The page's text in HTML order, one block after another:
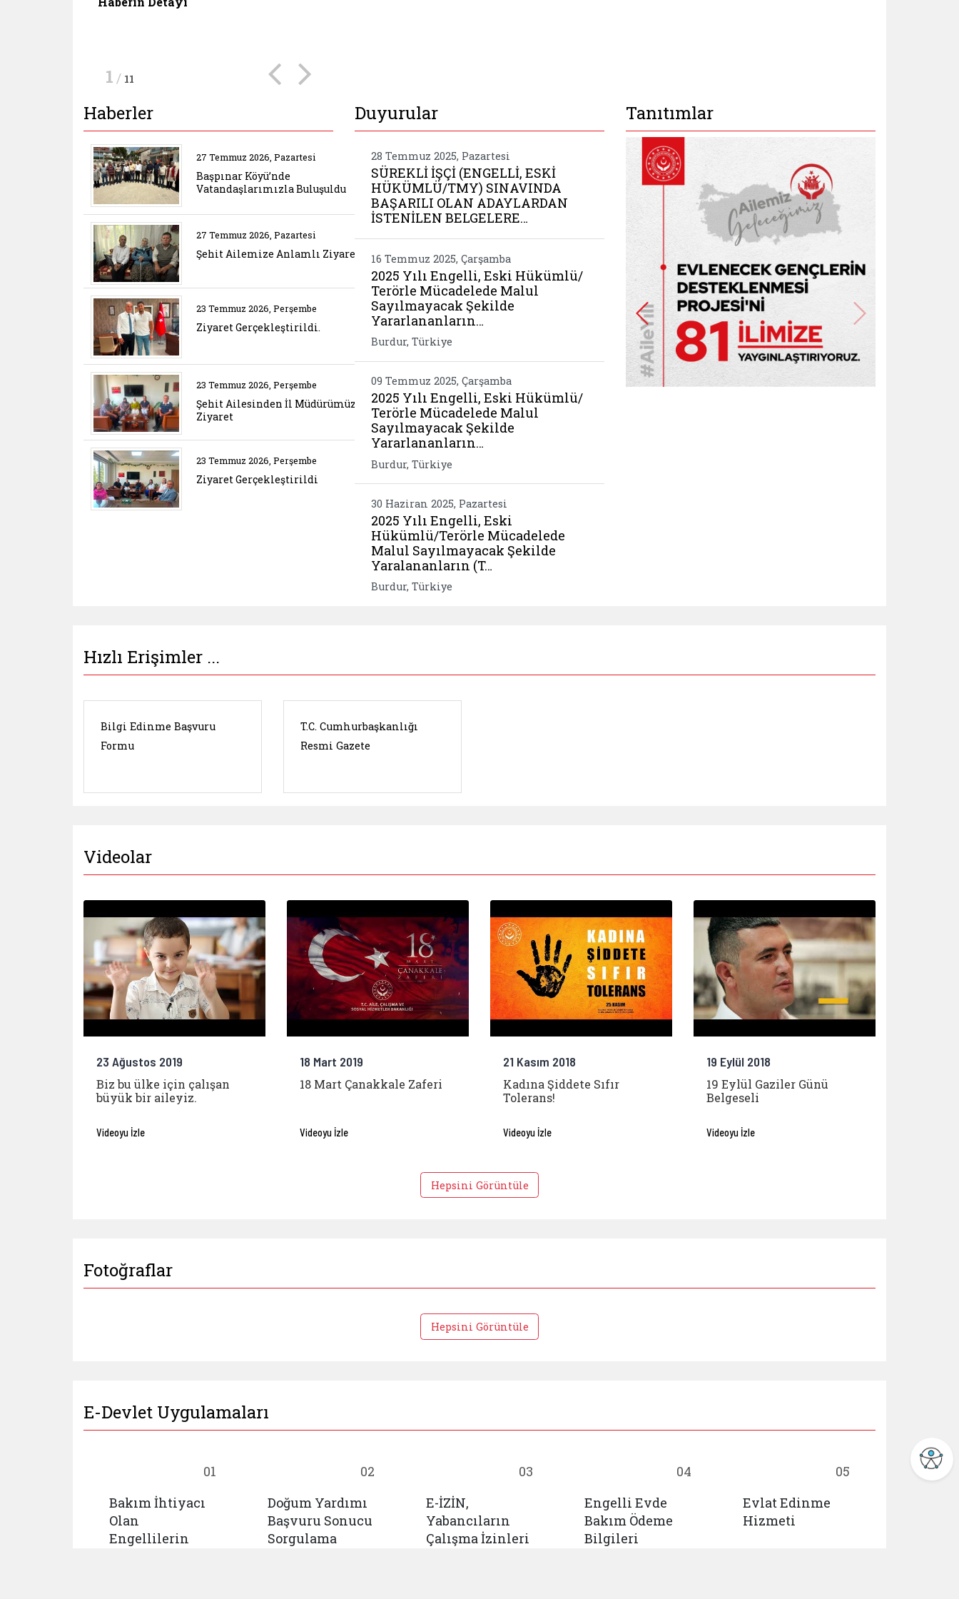
1 / 11
Haberler
Belgeyi aç: baspinar koyu nde vatandaslarimizla bulusuldu
27 Temmuz 2026, Pazartesi
Başpınar Köyü’nde
Vatandaşlarımızla Buluşuldu
Belgeyi aç: sehit ailemize anlamli ziyaret
27 Temmuz 2026, Pazartesi
Şehit Ailemize Anlamlı Ziyaret
Belgeyi aç: ziyaret gerceklestirildi
23 Temmuz 2026, Perşembe
Ziyaret Gerçekleştirildi.
Belgeyi aç: sehit ailesinden il mudurumuze ziyaret
23 Temmuz 2026, Perşembe
Şehit Ailesinden İl Müdürümüze
Ziyaret
Belgeyi aç: ziyaret gerceklestirildi
23 Temmuz 2026, Perşembe
Ziyaret Gerçekleştirildi
Duyurular
28 Temmuz 2025, Pazartesi
SÜREKLİ İŞÇİ (ENGELLİ, ESKİ
HÜKÜMLÜ/TMY) SINAVINDA
BAŞARILI OLAN ADAYLARDAN
İSTENİLEN BELGELERE…
16 Temmuz 2025, Çarşamba
2025 Yılı Engelli, Eski Hükümlü/
Terörle Mücadelede Malul
Sayılmayacak Şekilde
Yararlananların…
Burdur, Türkiye
09 Temmuz 2025, Çarşamba
2025 Yılı Engelli, Eski Hükümlü/
Terörle Mücadelede Malul
Sayılmayacak Şekilde
Yararlananların…
Burdur, Türkiye
30 Haziran 2025, Pazartesi
2025 Yılı Engelli, Eski
Hükümlü/Terörle Mücadelede
Malul Sayılmayacak Şekilde
Yaralananların (T…
Burdur, Türkiye
Tanıtımlar
(yeni sekmede açılır)
Belgeyi aç: evced bilinclendirme tanitim ve bilinclendirme (yeni sekmede açılır)
Belgeyi aç: istihdamseferberligi.ailevecalisma.gov (yeni sekmede açılır)
Hızlı Erişimler ...
Bilgi Edinme Başvuru
Formu
T.C. Cumhurbaşkanlığı
Resmi Gazete
Videolar
23 Ağustos 2019
Biz bu ülke için çalışan
büyük bir aileyiz.
Videoyu İzle
18 Mart 2019
18 Mart Çanakkale Zaferi
Videoyu İzle
21 Kasım 2018
Kadına Şiddete Sıfır
Tolerans!
Videoyu İzle
19 Eylül 2018
19 Eylül Gaziler Günü
Belgeseli
Videoyu İzle
Hepsini Görüntüle
Fotoğraflar
Hepsini Görüntüle
E-Devlet Uygulamaları
01
Bakım İhtiyacı
Olan
Engellilerin
02
Doğum Yardımı
Başvuru Sonucu
Sorgulama
03
E-İZİN,
Yabancıların
Çalışma İzinleri
04
Engelli Evde
Bakım Ödeme
Bilgileri
05
Evlat Edinme
Hizmeti